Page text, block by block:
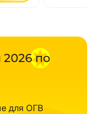
2026 по
для ОГВ